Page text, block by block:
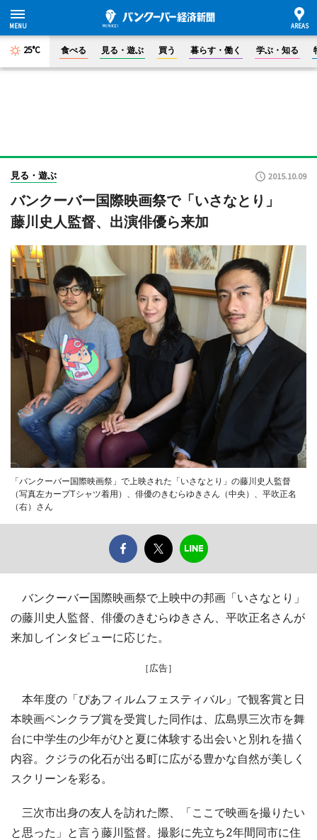
25°C 食べる 見る・遊ぶ 買う 暮らす・働く 学ぶ・知る
見る・遊ぶ 2015.10.09
バンクーバー国際映画祭で「いさなとり」
藤川史人監督、出演俳優ら来加
「バンクーバー国際映画祭」で上映された「いさなとり」の藤川史人監督
（写真左カープTシャツ着用）、俳優のきむらゆきさん（中央）、平吹正名
（右）さん
バンクーバー国際映画祭で上映中の邦画「いさなとり」
の藤川史人監督、俳優のきむらゆきさん、平吹正名さんが
来加しインタビューに応じた。
［広告］
本年度の「ぴあフィルムフェスティバル」で観客賞と日
本映画ペンクラブ賞を受賞した同作は、広島県三次市を舞
台に中学生の少年がひと夏に体験する出会いと別れを描く
内容。クジラの化石が出る町に広がる豊かな自然が美しく
スクリーンを彩る。
三次市出身の友人を訪れた際、「ここで映画を撮りたい
と思った」と言う藤川監督。撮影に先立ち2年間同市に住